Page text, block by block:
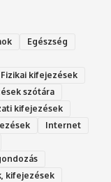
Egészség
Fizikai kifejezések
szótára
kifejezések
Internet
kifejezések